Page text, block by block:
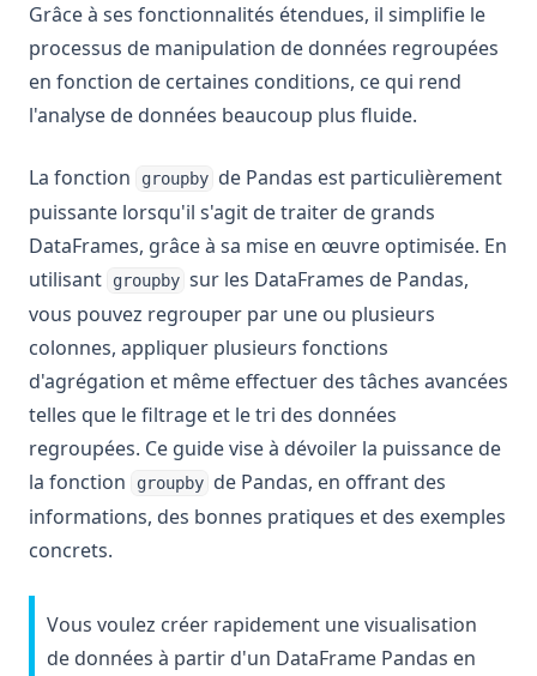
Unpacking Lists in Pandas Columns: Comprehensive Guide
Using DataFrame.loc to Access and Manipulate Data in
Pandas
Utilisation de DataFrame.loc pour accéder et manipuler les
Utilisation de la fonction moyenne de Pandas
Visualisation avec Pandas : un tutoriel étape par étape
fixing-pandas-mask-error
Grâce à ses fonctionnalités étendues, il simplifie le
processus de manipulation de données regroupées
en fonction de certaines conditions, ce qui rend
l'analyse de données beaucoup plus fluide.
La fonction groupby de Pandas est particulièrement
puissante lorsqu'il s'agit de traiter de grands
DataFrames, grâce à sa mise en œuvre optimisée. En
utilisant
groupby sur les DataFrames de Pandas,
vous pouvez regrouper par une ou plusieurs
colonnes, appliquer plusieurs fonctions
d'agrégation et même effectuer des tâches avancées
telles que le filtrage et le tri des données
regroupées. Ce guide vise à dévoiler la puissance de
la fonction
groupby de Pandas, en offrant des
informations, des bonnes pratiques et des exemples
concrets.
Vous voulez créer rapidement une visualisation
de données à partir d'un DataFrame Pandas en